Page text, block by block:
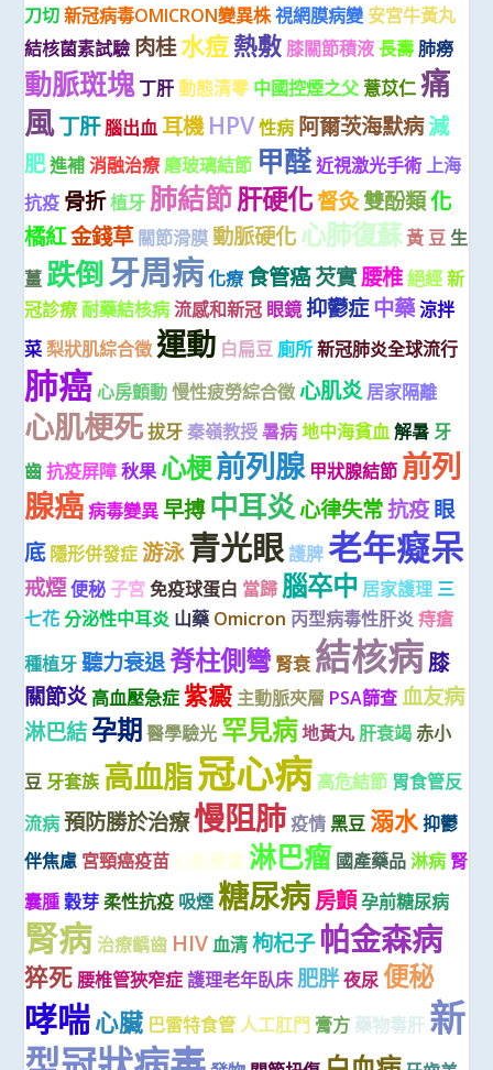
刀切 新冠病毒OMICRON變異株視網膜病變 安宮牛黃丸
結核菌素試驗 肉桂水痘熱敷 膝關節積液 長壽 肺癆
動脈斑塊 丁肝 動態清零 中國控煙之父 薏苡仁 痛
風丁肝腦出血 耳機 HPV性病 阿爾茨海默病減
肥進補 消融治療 磨玻璃結節 甲醛近視激光手術 上海
抗疫 骨折植牙 肺結節肝硬化督灸雙酚類化
橘紅金錢草 關節滑膜 動脈硬化心肺復蘇 黃 豆 生
薑 跌倒牙周病 化療 食管癌芡實腰椎絕經 新
冠診療 耐藥結核病 流感和新冠 眼鏡抑鬱症中藥 涼拌
菜 梨狀肌綜合徵 運動 白扁豆 廁所 新冠肺炎全球流行
肺癌 心房顫動 慢性疲勞綜合徵 心肌炎 居家隔離
心肌梗死拔牙 秦嶺教授 暑病 地中海貧血 解暑 牙
齒 抗疫屏障 秋果 心梗前列腺 甲狀腺結節 前列
腺癌病毒變異 早搏 中耳炎心律失常抗疫眼
底 隱形併發症 游泳青光眼護脾 老年癡呆
戒煙便秘 子宮 免疫球蛋白 當歸 腦卒中 居家護理 三
七花 分泌性中耳炎 山藥 Omicron 丙型病毒性肝炎 痔瘡
種植牙 聽力衰退脊柱側彎 腎衰 結核病膝
關節炎 高血壓急症 紫癜 主動脈夾層 PSA篩查 血友病
淋巴結孕期 醫學驗光 罕見病地黃丸 肝衰竭 赤小
豆 牙套族 高血脂冠心病 高危結節 胃食管反
流病 預防勝於治療慢阻肺疫情 黑豆 溺水 抑鬱
伴焦慮 宮頸癌疫苗 心肌梗塞 淋巴瘤 國產藥品 淋病 腎
囊腫 穀芽 柔性抗疫 吸煙 糖尿病房顫孕前糖尿病
腎病 治療齲齒 HIV 血清 枸杞子帕金森病
猝死 腰椎管狹窄症 護理老年臥床 肥胖夜尿 便秘
哮喘心臟 巴雷特食管 人工肛門 膏方 藥物毒肝 新